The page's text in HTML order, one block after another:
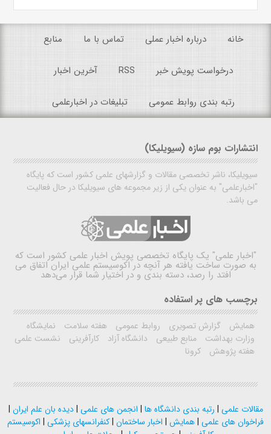
خانه درباره اخبار عملی تماس با ما منابع
درخواست پویش خبر RSS آخرین اخبار
رتبه بندی روابط عمومی تبلیغات در اخبارعلمی
انتشارات بوم سازه (سیویلیکا)
سیویلیکا، ناشر تخصصی مقالات و گزارشهای علمی کشور است که پایگاه
"اخبارعلمی" به عنوان یکی از زیر مجموعه های سیویلیکا در حال فعالیت
می باشد.
"اخبار علمی" یک پایگاه تخصصی پویش اخبار علمی کشور است که
به صورت ساخت یافته هر آنچه در اکوسیستم علمی ایران اتفاق می
افتد را رصد، دسته بندی و در اختیار شما قرار می‌دهد
برچسب های پر استفاده
همایش گزارش تصویری روابط عمومی هفته سلامت
نمایشگاه
وزارت بهداشت
منابع طبیعی دانشگاه آزاد کارآفرینی
نشست علمی
هفته پژوهش
کرونا
مقالات علمی | رتبه بندی دانشگاه ها | انجمن های علمی |دیده بان علم ایران |
فراخوان های علمی |همایش | اخبار ساختمان |کنفرانسهای پزشکی | اکوسیستم